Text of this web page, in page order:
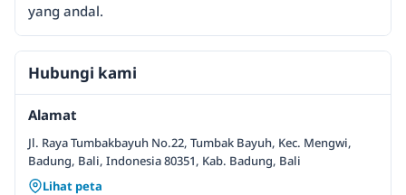
yang andal.
Hubungi kami
Alamat
Jl. Raya Tumbakbayuh No.22, Tumbak Bayuh, Kec. Mengwi,
Badung, Bali, Indonesia 80351, Kab. Badung, Bali
Lihat peta